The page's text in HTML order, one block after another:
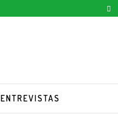
ENTREVISTAS